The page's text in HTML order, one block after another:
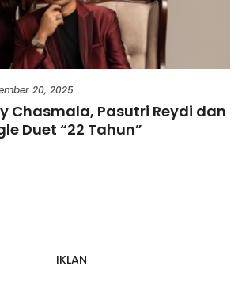
20, 2025
Chasmala, Pasutri Reydi dan
Duet “22 Tahun”